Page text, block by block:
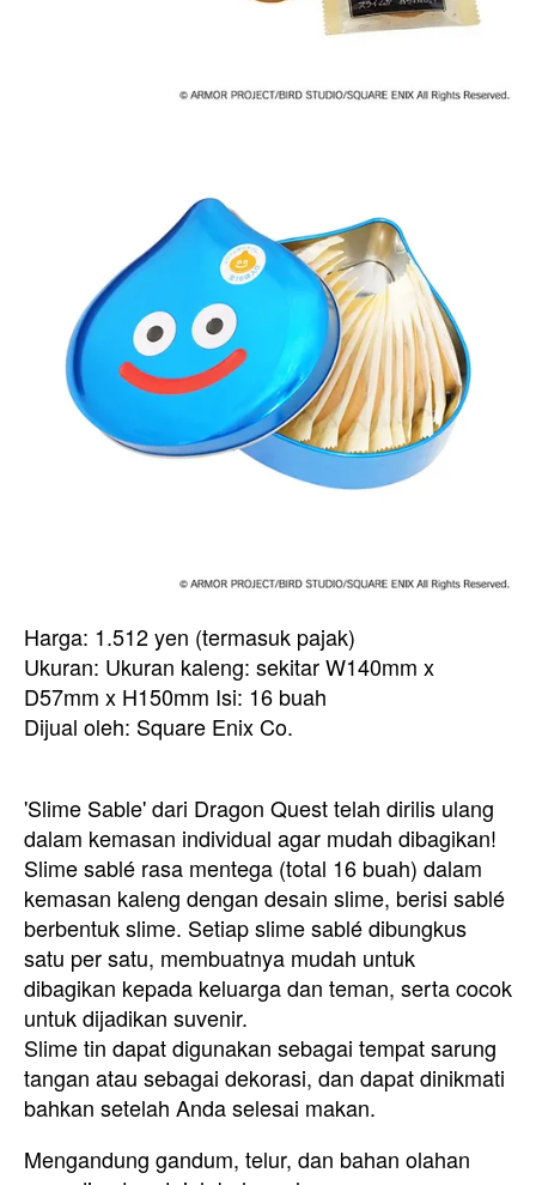
Harga: 1.512 yen (termasuk pajak)
Ukuran: Ukuran kaleng: sekitar W140mm x
D57mm x H150mm Isi: 16 buah
Dijual oleh: Square Enix Co.
'Slime Sable' dari Dragon Quest telah dirilis ulang
dalam kemasan individual agar mudah dibagikan!
Slime sablé rasa mentega (total 16 buah) dalam
kemasan kaleng dengan desain slime, berisi sablé
berbentuk slime. Setiap slime sablé dibungkus
satu per satu, membuatnya mudah untuk
dibagikan kepada keluarga dan teman, serta cocok
untuk dijadikan suvenir.
Slime tin dapat digunakan sebagai tempat sarung
tangan atau sebagai dekorasi, dan dapat dinikmati
bahkan setelah Anda selesai makan.
Mengandung gandum, telur, dan bahan olahan